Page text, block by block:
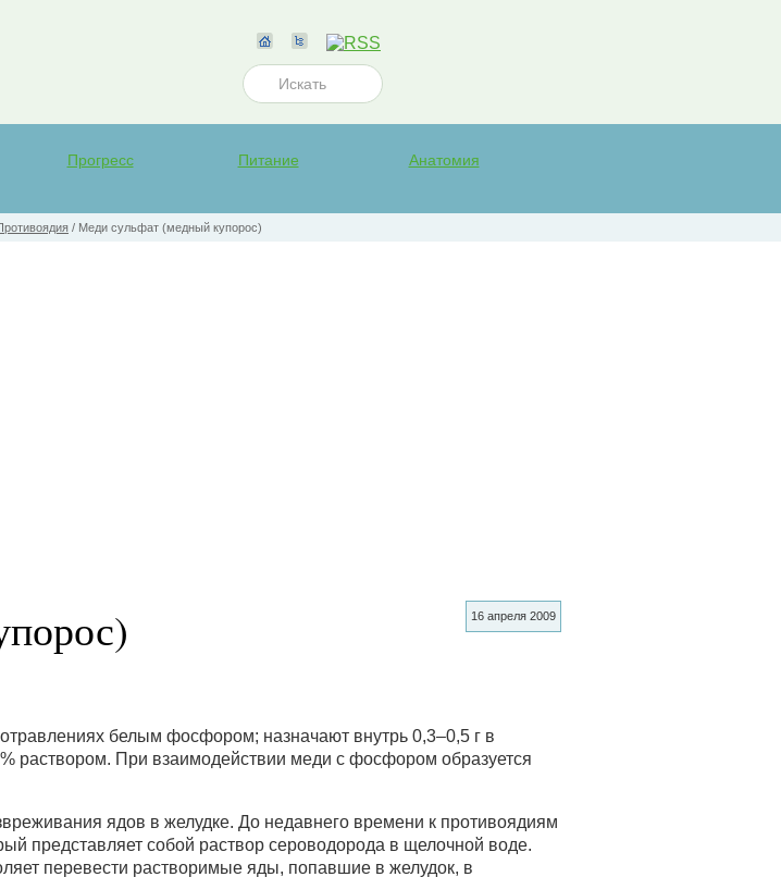
Прогресс Питание Анатомия
/ Меди сульфат (медный купорос)
16 апреля 2009
белым фосфором; назначают внутрь 0,3–0,5 г в
раствором. При взаимодействии меди с фосфором образуется
ядов в желудке. До недавнего времени к противоядиям
представляет собой раствор сероводорода в щелочной воде.
перевести растворимые яды, попавшие в желудок, в